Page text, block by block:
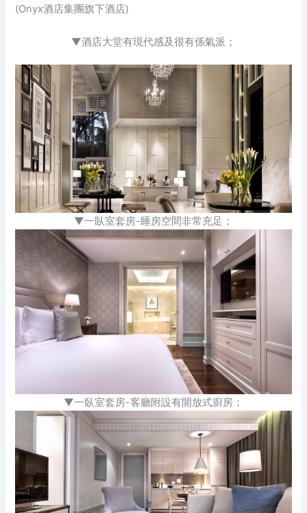
(Onyx酒店集團旗下酒店)
▼酒店大堂有現代感及很有係氣派；
▼一臥室套房-睡房空間非常充足；
▼一臥室套房-客廳附設有開放式廚房；